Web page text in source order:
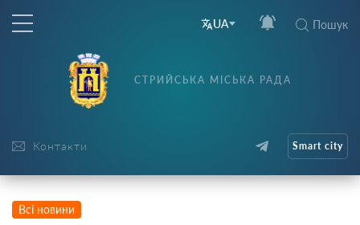
UA Пошук
Контакти
СТРИЙСЬКА МІСЬКА РАДА
Smart city
Всі новини